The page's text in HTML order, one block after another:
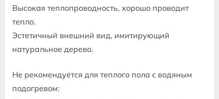
Высокая теплопроводность, хорошо проводит
тепло.
Эстетичный внешний вид, имитирующий
натуральное дерево.
Не рекомендуется для теплого пола с водяным
подогревом: